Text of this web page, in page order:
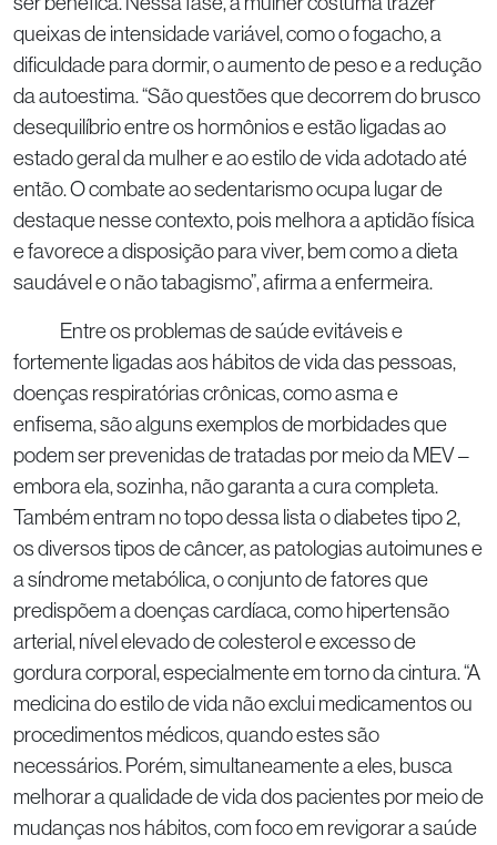
queixas de intensidade variável, como o fogacho, a
dificuldade para dormir, o aumento de peso e a redução
da autoestima. “São questões que decorrem do brusco
desequilíbrio entre os hormônios e estão ligadas ao
estado geral da mulher e ao estilo de vida adotado até
então. O combate ao sedentarismo ocupa lugar de
destaque nesse contexto, pois melhora a aptidão física
e favorece a disposição para viver, bem como a dieta
saudável e o não tabagismo”, afirma a enfermeira.
Entre os problemas de saúde evitáveis e
fortemente ligadas aos hábitos de vida das pessoas,
doenças respiratórias crônicas, como asma e
enfisema, são alguns exemplos de morbidades que
podem ser prevenidas de tratadas por meio da MEV –
embora ela, sozinha, não garanta a cura completa.
Também entram no topo dessa lista o diabetes tipo 2,
os diversos tipos de câncer, as patologias autoimunes e
a síndrome metabólica, o conjunto de fatores que
predispõem a doenças cardíaca, como hipertensão
arterial, nível elevado de colesterol e excesso de
gordura corporal, especialmente em torno da cintura. “A
medicina do estilo de vida não exclui medicamentos ou
procedimentos médicos, quando estes são
necessários. Porém, simultaneamente a eles, busca
melhorar a qualidade de vida dos pacientes por meio de
mudanças nos hábitos, com foco em revigorar a saúde